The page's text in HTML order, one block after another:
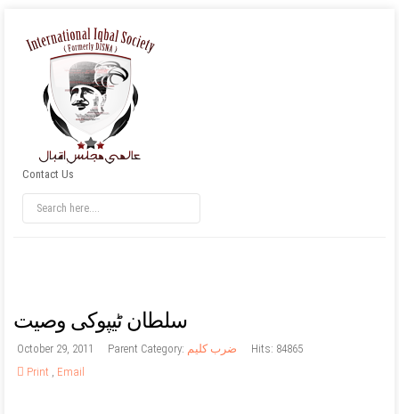
Contact Us
سلطان ٹيپوکی وصيت
October 29, 2011 Parent Category: ضرب کلیم
Hits: 84865
Print , Email